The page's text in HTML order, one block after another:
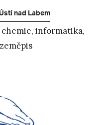
nad Labem
chemie, informatika,